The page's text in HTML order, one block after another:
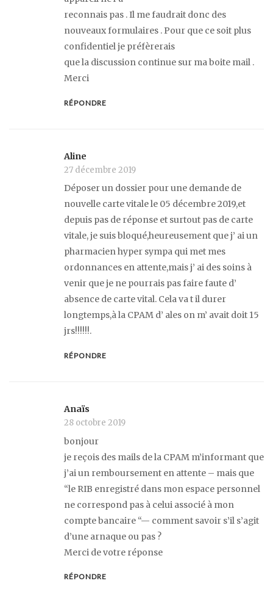
reconnais pas . Il me faudrait donc des
nouveaux formulaires . Pour que ce soit plus
confidentiel je préfèrerais
que la discussion continue sur ma boite mail .
Merci
RÉPONDRE
Aline
27 décembre 2019
Déposer un dossier pour une demande de
nouvelle carte vitale le 05 décembre 2019,et
depuis pas de réponse et surtout pas de carte
vitale, je suis bloqué,heureusement que j’ ai un
pharmacien hyper sympa qui met mes
ordonnances en attente,mais j’ ai des soins à
venir que je ne pourrais pas faire faute d’
absence de carte vital. Cela va t il durer
longtemps,à la CPAM d’ ales on m’ avait doit 15
jrs!!!!!!.
RÉPONDRE
Anaïs
28 octobre 2019
bonjour
je reçois des mails de la CPAM m’informant que
j’ai un remboursement en attente – mais que
“le RIB enregistré dans mon espace personnel
ne correspond pas à celui associé à mon
compte bancaire “— comment savoir s’il s’agit
d’une arnaque ou pas ?
Merci de votre réponse
RÉPONDRE